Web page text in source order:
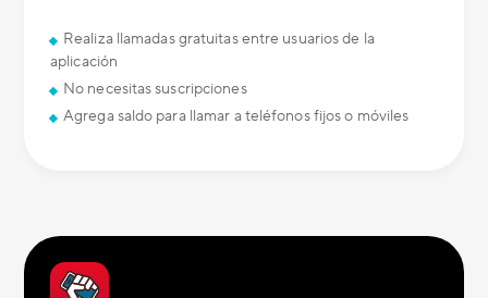
Realiza llamadas gratuitas entre usuarios de la
aplicación
No necesitas suscripciones
Agrega saldo para llamar a teléfonos fijos o móviles